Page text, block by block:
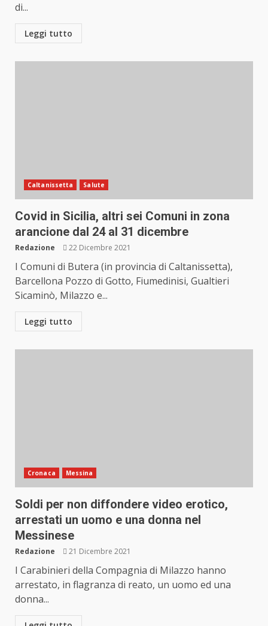
di...
Leggi tutto
Caltanissetta Salute
Covid in Sicilia, altri sei Comuni in zona
arancione dal 24 al 31 dicembre
Redazione 22 Dicembre 2021
I Comuni di Butera (in provincia di Caltanissetta),
Barcellona Pozzo di Gotto, Fiumedinisi, Gualtieri
Sicaminò, Milazzo e...
Leggi tutto
Cronaca Messina
Soldi per non diffondere video erotico,
arrestati un uomo e una donna nel
Messinese
Redazione 21 Dicembre 2021
I Carabinieri della Compagnia di Milazzo hanno
arrestato, in flagranza di reato, un uomo ed una
donna...